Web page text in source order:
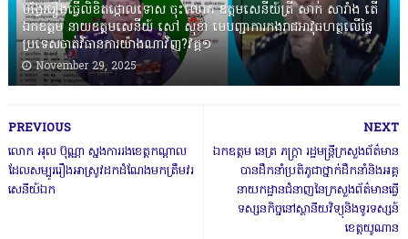
បង្វែររឿងធ្វើលិខិតថ្កោលទោស ចុះលោក ឧត្តមសេនីយ៍ត្រី សាក់ សារាំង តើ
ឯកឧត្តម នាយឧត្តមសេនីយ៍ សៅ សុខា មេបញ្ជាការកងរាជអាវុធហត្ថលើផ្ទៃ
ប្រទេសចាត់វិធានការយ៉ាងណាវិញ?វគ្គ១
November 29, 2025
NEXT
ឯកឧត្តម នេត្រ ភក្ត្រា រដ្ឋមន្ត្រីក្រសួងព័ត៌មាន
បានដឹកនាំប្រតិភូជាថ្នាក់ដឹកនាំនិងអគ្គ
នាយកដ្ឋានជំនាញនៃក្រសួងព័ត៌មានធ្វើ
ទស្សនកិច្ចនៅស្ថានីយវិទ្យុនិងទូរទស្សន៍
ខេត្តយូណាន
PREVIOUS
លោក អុល ប៊ុណ្ណា ស្នងការរងខេត្តកណ្ដាល
ដែលសម្បូររឿងអាស្រូវដកដំណែងមកត្រឹមវរ
សេនីយ៍ឯក